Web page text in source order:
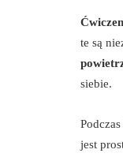
te są
siebie.
jest